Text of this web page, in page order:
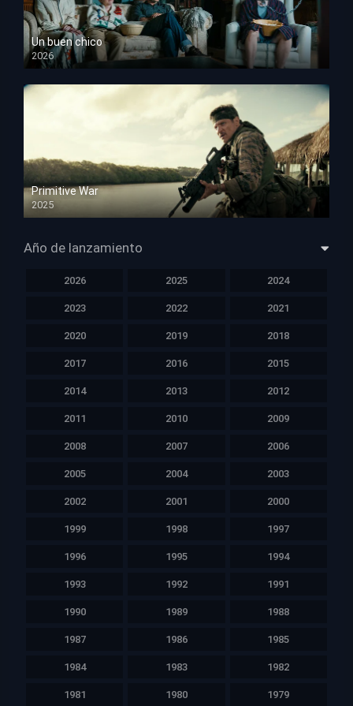
Un buen chico
2026
HD 1080p
Primitive War
2025
HD 1080p
Año de lanzamiento
2026 2025 2024
2023 2022 2021
2020 2019 2018
2017 2016 2015
2014 2013 2012
2011 2010 2009
2008 2007 2006
2005 2004 2003
2002 2001 2000
1999 1998 1997
1996 1995 1994
1993 1992 1991
1990 1989 1988
1987 1986 1985
1984 1983 1982
1981 1980 1979